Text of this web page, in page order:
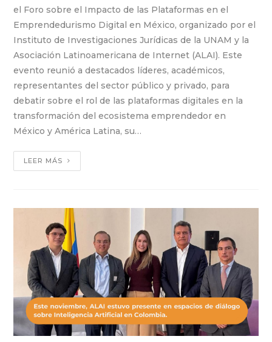
el Foro sobre el Impacto de las Plataformas en el
Emprendedurismo Digital en México, organizado por el
Instituto de Investigaciones Jurídicas de la UNAM y la
Asociación Latinoamericana de Internet (ALAI). Este
evento reunió a destacados líderes, académicos,
representantes del sector público y privado, para
debatir sobre el rol de las plataformas digitales en la
transformación del ecosistema emprendedor en
México y América Latina, su…
LEER MÁS